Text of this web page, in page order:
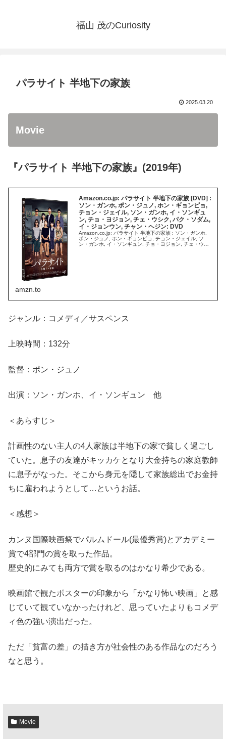
福山 茂のCuriosity
パラサイト 半地下の家族
2025.03.20
Movie
『パラサイト 半地下の家族』(2019年)
Amazon.co.jp: パラサイト 半地下の家族 [DVD] :
ソン・ガンホ, ポン・ジュノ, ホン・ギョンピョ,
チョン・ジェイル, ソン・ガンホ, イ・ソンギュ
ン, チョ・ヨジョン, チェ・ウシク, パク・ソダム,
イ・ジョンウン, チャン・ヘジン: DVD
Amazon.co.jp: パラサイト 半地下の家族 : ソン・ガンホ,
ポン・ジュノ, ホン・ギョンピョ, チョン・ジェイル, ソ
ン・ガンホ, イ・ソンギュン, チョ・ヨジョン, チェ・ウシ
amzn.to
ジャンル：コメディ／サスペンス
上映時間：132分
監督：ポン・ジュノ
出演：ソン・ガンホ、イ・ソンギュン 他
＜あらすじ＞
計画性のない主人の4人家族は半地下の家で貧しく過ごし
ていた。息子の友達がキッカケとなり大金持ちの家庭教師
に息子がなった。そこから身元を隠して家族総出でお金持
ちに雇われようとして…というお話。
＜感想＞
カンヌ国際映画祭でパルムドール(最優秀賞)とアカデミー
賞で4部門の賞を取った作品。
歴史的にみても両方で賞を取るのはかなり希少である。
映画館で観たポスターの印象から「かなり怖い映画」と感
じていて観ていなかったけれど、思っていたよりもコメデ
ィ色の強い演出だった。
ただ「貧富の差」の描き方が社会性のある作品なのだろう
なと思う。
Movie